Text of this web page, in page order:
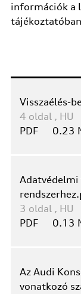
információk a
Visszaélés-
4 oldal, HU
PDF
0.23
Adatvédelmi
3 oldal, HU
PDF
0.13
Az Audi
vonatkozó